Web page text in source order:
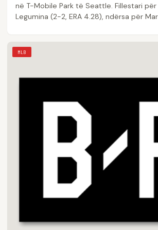
në T-Mobile Park të Seattle. Fillestari për
Legumina (2-2, ERA 4.28), ndërsa për
MLB